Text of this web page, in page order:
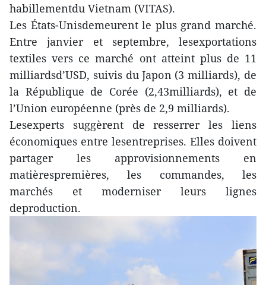
habillementdu Vietnam (VITAS).
Les États-Unisdemeurent le plus grand marché.
Entre janvier et septembre, lesexportations
textiles vers ce marché ont atteint plus de 11
milliardsd’USD, suivis du Japon (3 milliards), de
la République de Corée (2,43milliards), et de
l’Union européenne (près de 2,9 milliards).
Lesexperts suggèrent de resserrer les liens
économiques entre lesentreprises. Elles doivent
partager les approvisionnements en
matièrespremières, les commandes, les
marchés et moderniser leurs lignes
deproduction.